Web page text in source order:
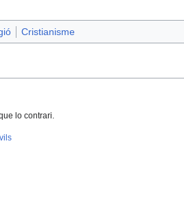
Cristianisme
lo contrari.